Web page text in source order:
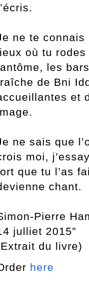
’écris.
ne te connais
où tu
les
de Bni
et
ne sais que l
moi, j
que tu l’as
chant.
Pierre
julliet 2015”
du livre)
here